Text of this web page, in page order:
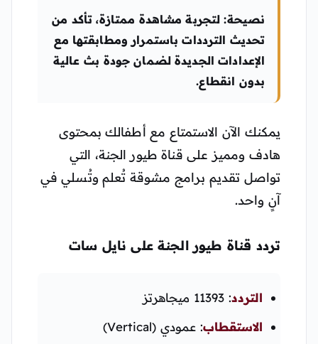
نصيحة:لتجربة مشاهدة ممتازة، تأكد من
تحديث الترددات باستمرار ومطابقتها مع
الإعدادات الجديدة لضمان جودة بث عالية
بدون انقطاع.
يمكنك الآن الاستمتاع مع أطفالك بمحتوى
هادف ومميز على قناة طيور الجنة، التي
تواصل تقديم برامج مشوقة تُعلم وتُسلي في
آنٍ واحد.
تردد قناة طيور الجنة على نايل سات
التردد: 11393 ميجاهرتز
الاستقطاب: عمودي (Vertical)